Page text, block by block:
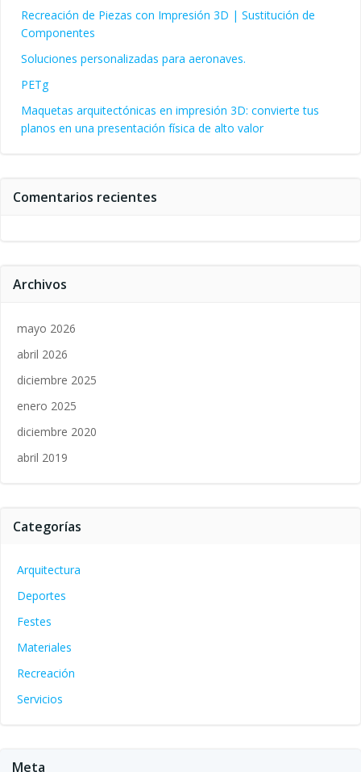
Recreación de Piezas con Impresión 3D | Sustitución de
Componentes
Soluciones personalizadas para aeronaves.
PETg
Maquetas arquitectónicas en impresión 3D: convierte tus
planos en una presentación física de alto valor
Comentarios recientes
Archivos
mayo 2026
abril 2026
diciembre 2025
enero 2025
diciembre 2020
abril 2019
Categorías
Arquitectura
Deportes
Festes
Materiales
Recreación
Servicios
Meta